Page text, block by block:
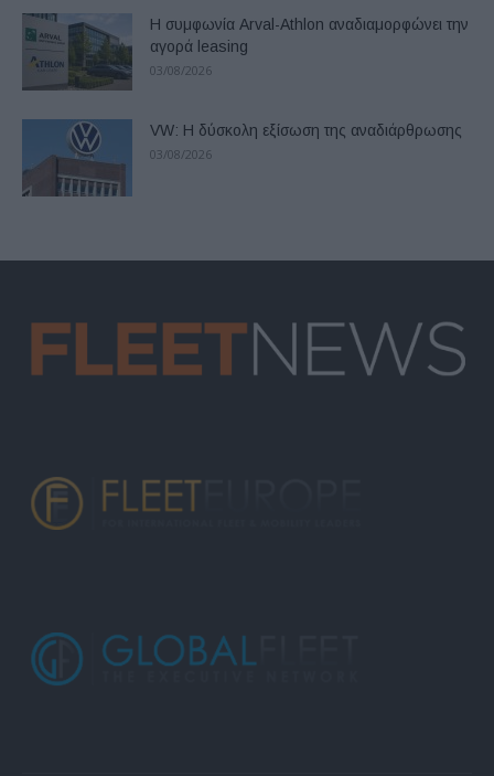
Η συμφωνία Arval-Athlon αναδιαμορφώνει την
αγορά leasing
03/08/2026
VW: Η δύσκολη εξίσωση της αναδιάρθρωσης
03/08/2026